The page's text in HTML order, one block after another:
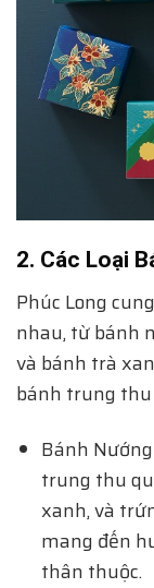
2. Các Loại
Phúc Long
nhau, từ bánh
và bánh trà
bánh trung thu
Bánh
trung thu
xanh, và
mang đến
thân thuộc.